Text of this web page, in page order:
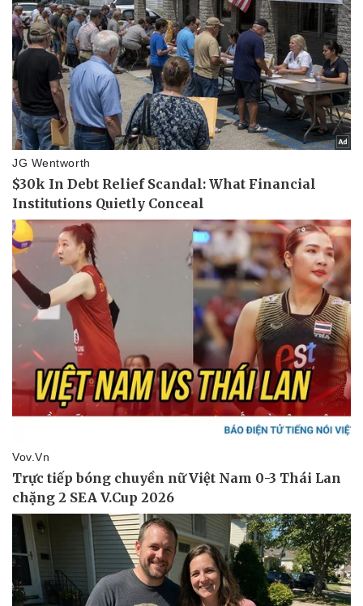
Thể thao
Bóng đá
Lịch thi đấu bóng đá
Thế giới thể thao
eSports
Hậu trường
Ô tô
Tư vấn